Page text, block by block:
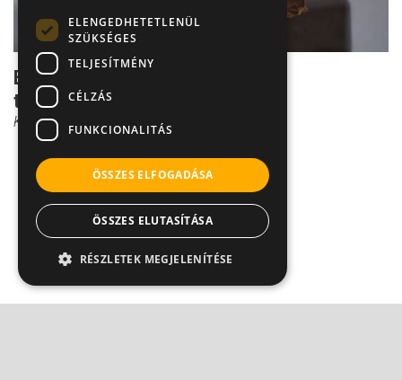
Előzd meg a hízást: Nem csak a
tápanyagbevitel dönt!
Kovács Andrea
ELENGEDHETETLENÜL
SZÜKSÉGES
TELJESÍTMÉNY
CÉLZÁS
FUNKCIONALITÁS
ÖSSZES ELFOGADÁSA
ÖSSZES ELUTASÍTÁSA
RÉSZLETEK MEGJELENÍTÉSE